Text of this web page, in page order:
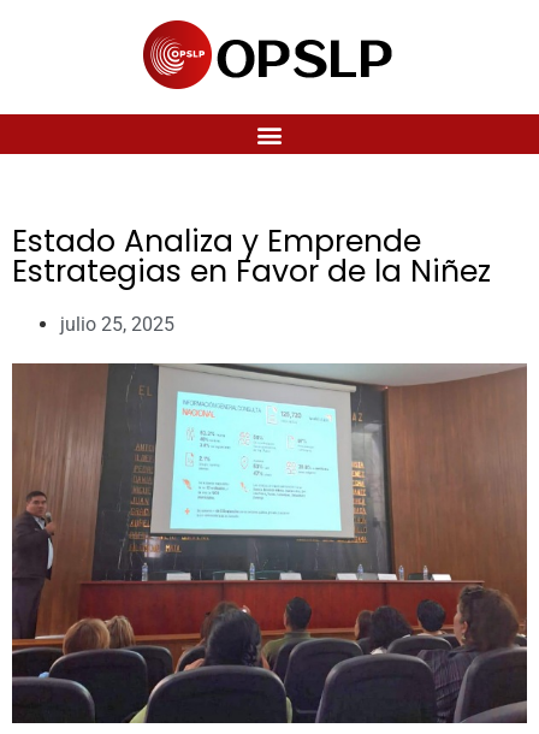
Estado Analiza y Emprende
Estrategias en Favor de la Niñez
julio 25, 2025